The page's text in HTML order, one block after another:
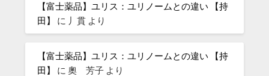
【富士薬品】ユリス：ユリノームとの違い 【持
田】
に 丿貫 より
【富士薬品】ユリス：ユリノームとの違い 【持
田】
に奧 芳子 より